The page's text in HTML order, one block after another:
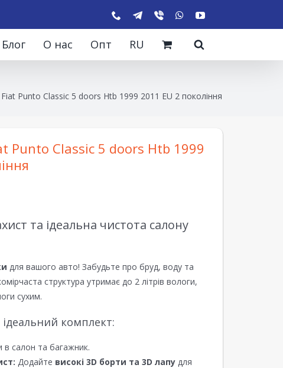
Блог О нас Опт RU
Punto Classic 5 doors Htb 1999 2011 EU 2 покоління
Punto Classic 5 doors Htb 1999
та ідеальна чистота салону
для вашого авто! Забудьте про бруд, воду та
структура утримає до 2 літрів вологи,
сухим.
ідеальний комплект:
в салон та багажник.
Додайте високі 3D борти та 3D лапу для